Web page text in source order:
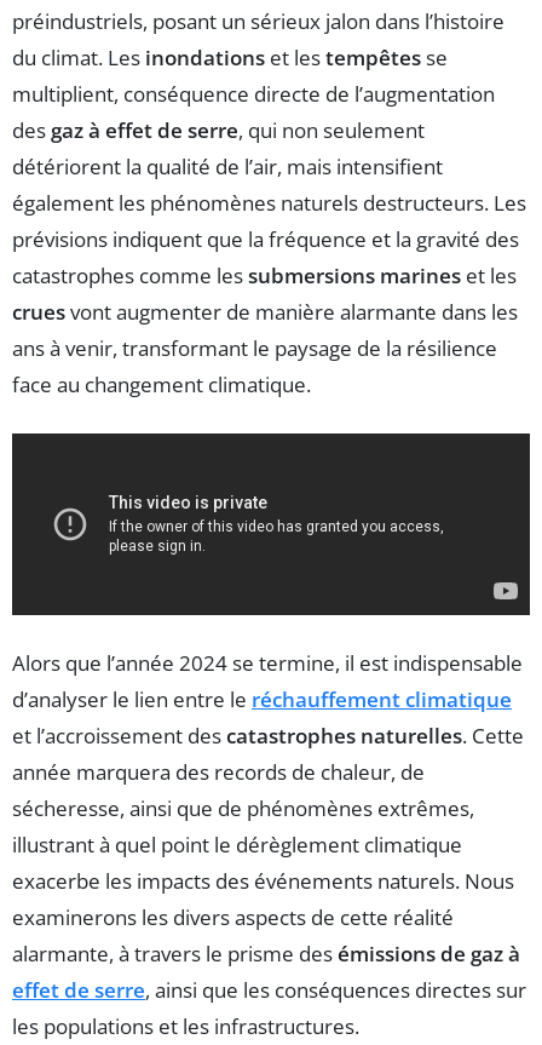
préindustriels, posant un sérieux jalon dans l’histoire
du climat. Les inondations et lestempêtesse
multiplient, conséquence directe de l’augmentation
des gaz à effet de serre, qui non seulement
détériorent la qualité de l’air, mais intensifient
également les phénomènes naturels destructeurs. Les
prévisions indiquent que la fréquence et la gravité des
catastrophes comme lessubmersions marines et les
cruesvont augmenter de manière alarmante dans les
ans à venir, transformant le paysage de la résilience
face au changement climatique.
Alors que l’année 2024 se termine, il est indispensable
d’analyser le lien entre le réchauffement climatique
et l’accroissement descatastrophes naturelles. Cette
année marquera des records de chaleur, de
sécheresse, ainsi que de phénomènes extrêmes,
illustrant à quel point le dérèglement climatique
exacerbe les impacts des événements naturels. Nous
examinerons les divers aspects de cette réalité
alarmante, à travers le prisme desémissions de gaz à
effet de serre, ainsi que les conséquences directes sur
les populations et les infrastructures.